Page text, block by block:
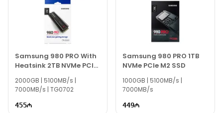
Samsung 980 PRO With
Heatsink 2TB NVMe PCIe
2000GB | 5100MB/s |
7000MB/s | TG0702
455
Samsung 980 PRO 1TB
NVMe PCIe M2 SSD
1000GB | 5100MB/s |
7000MB/s
449